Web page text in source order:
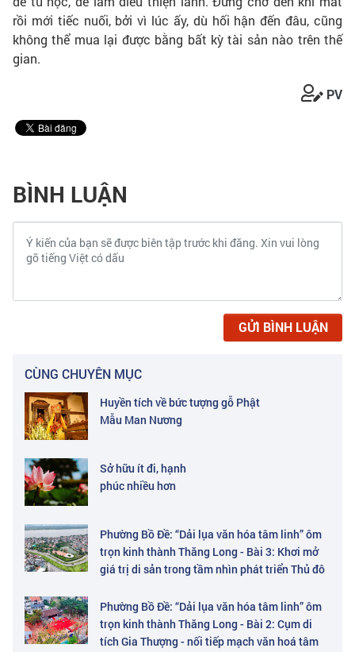
rồi mới tiếc nuối, bởi vì lúc ấy, dù hối hận đến đâu, cũng
không thể mua lại được bằng bất kỳ tài sản nào trên thế
gian.
PV
BÌNH LUẬN
GỬI BÌNH LUẬN
CÙNG CHUYÊN MỤC
Huyền tích về bức tượng gỗ Phật
Mẫu Man Nương
Sở hữu ít đi, hạnh
phúc nhiều hơn
Phường Bồ Đề: “Dải lụa văn hóa tâm linh” ôm
trọn kinh thành Thăng Long - Bài 3: Khơi mở
giá trị di sản trong tầm nhìn phát triển Thủ đô
Phường Bồ Đề: “Dải lụa văn hóa tâm linh” ôm
trọn kinh thành Thăng Long - Bài 2: Cụm di
tích Gia Thượng - nối tiếp mạch văn hoá tâm